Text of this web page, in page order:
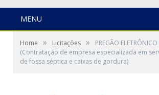
MENU
Home » Licitações »
PREGÃO
(Contratação de empresa especializada em
de fossa séptica e caixas de gordura)